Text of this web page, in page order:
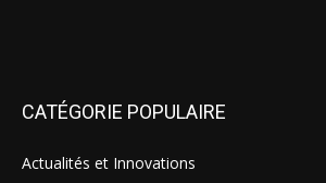
CATÉGORIE POPULAIRE
Actualités et Innovations